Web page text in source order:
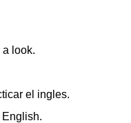
a look.
el ingles.
English.